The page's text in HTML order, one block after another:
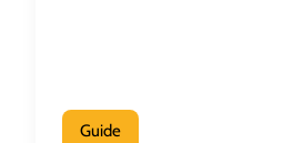
Guide